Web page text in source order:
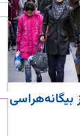
بیگانه‌هراسی